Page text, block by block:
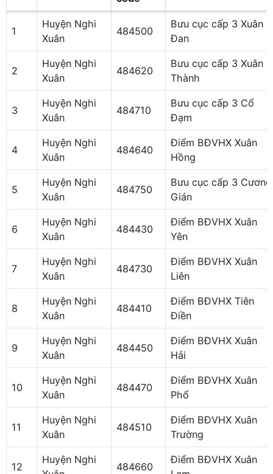
1
Huyện Nghi
Xuân
484500
Bưu cục cấp 3 Xuân
Đan
2
Huyện Nghi
Xuân
484620
Bưu cục cấp 3 Xuân
Thành
3
Huyện Nghi
Xuân
484710
Bưu cục cấp 3 Cổ
Đạm
4
Huyện Nghi
Xuân
484640
Điểm BĐVHX Xuân
Hồng
5
Huyện Nghi
Xuân
484750
Bưu cục cấp 3 Cương
Gián
6
Huyện Nghi
Xuân
484430
Điểm BĐVHX Xuân
Yên
7
Huyện Nghi
Xuân
484730
Điểm BĐVHX Xuân
Liên
8
Huyện Nghi
Xuân
484410
Điểm BĐVHX Tiên
Điền
9
Huyện Nghi
Xuân
484450
Điểm BĐVHX Xuân
Hải
10
Huyện Nghi
Xuân
484470
Điểm BĐVHX Xuân
Phổ
11
Huyện Nghi
Xuân
484510
Điểm BĐVHX Xuân
Trường
12
Huyện Nghi
484660
Điểm BĐVHX Xuân